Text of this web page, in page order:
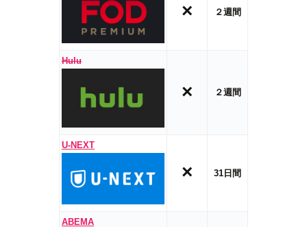
× ２週間
Hulu
× ２週間
U-NEXT
× 31日間
ABEMA